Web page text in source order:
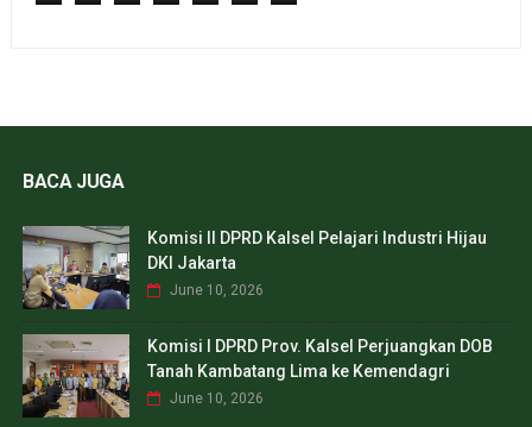
BACA JUGA
Komisi II DPRD Kalsel Pelajari Industri Hijau
DKI Jakarta
June 10, 2026
Komisi I DPRD Prov. Kalsel Perjuangkan DOB
Tanah Kambatang Lima ke Kemendagri
June 10, 2026